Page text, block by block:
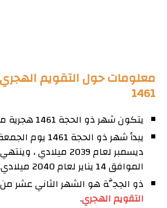
معلومات حول التقويم
1461
يتكون شهر ذو الحجة 1461 هجرية من 30 يوم
ديسمبر لعام 2039
الموافق 14 يناير لعام 2040 ميلادي.
ذو الحِجَّة هو الشهر الثاني عشر من
التقويم الهجري.